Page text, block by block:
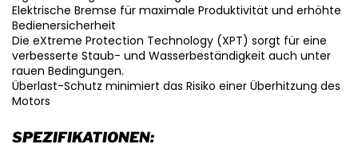
Elektrische Bremse für maximale Produktivität und erhöhte
Bedienersicherheit
Die eXtreme Protection Technology (XPT) sorgt für eine
verbesserte Staub- und Wasserbeständigkeit auch unter
rauen Bedingungen.
Überlast-Schutz minimiert das Risiko einer Überhitzung des
Motors
SPEZIFIKATIONEN: